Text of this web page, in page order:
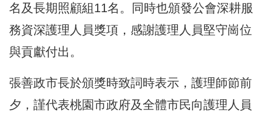
名及長期照顧組11名。同時也頒發公會深耕服
務資深護理人員獎項，感謝護理人員堅守崗位
與貢獻付出。
張善政市長於頒獎時致詞時表示，護理師節前
夕，謹代表桃園市政府及全體市民向護理人員